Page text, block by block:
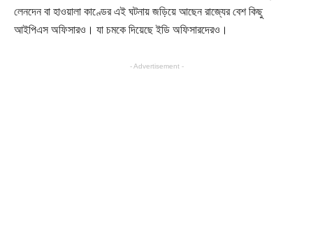
লেনদেন বা হাওয়ালা কাণ্ডের এই ঘটনায় জড়িয়ে আছেন রাজ্যের বেশ কিছু
আইপিএস অফিসারও। যা চমকে দিয়েছে ইডি অফিসারদেরও।
- Advertisement -